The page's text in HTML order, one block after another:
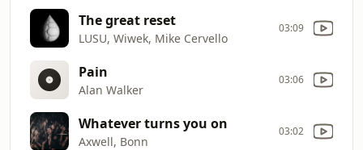
The great reset
LUSU, Wiwek, Mike Cervello
03:09
Pain
Alan Walker
03:06
Whatever turns you on
Axwell, Bonn
03:02